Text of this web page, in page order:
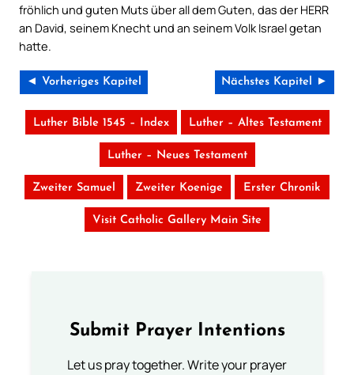
fröhlich und guten Muts über all dem Guten, das der HERR
an David, seinem Knecht und an seinem Volk Israel getan
hatte.
◄ Vorheriges Kapitel Nächstes Kapitel ►
Luther Bible 1545 – Index Luther – Altes Testament
Luther – Neues Testament
Zweiter Samuel Zweiter Koenige Erster Chronik
Visit Catholic Gallery Main Site
Submit Prayer Intentions
Let us pray together. Write your prayer